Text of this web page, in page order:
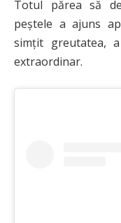
Totul părea să
peștele a ajuns
simțit greutatea,
extraordinar.